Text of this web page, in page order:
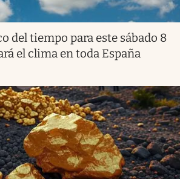
del tiempo para este sábado 8
el clima en toda España